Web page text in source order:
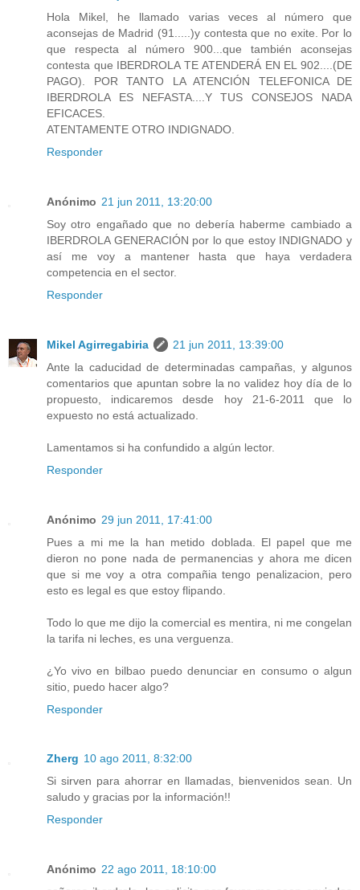
Hola Mikel, he llamado varias veces al número que
aconsejas de Madrid (91.....)y contesta que no exite. Por lo
que respecta al número 900...que también aconsejas
contesta que IBERDROLA TE ATENDERÁ EN EL 902....(DE
PAGO). POR TANTO LA ATENCIÓN TELEFONICA DE
IBERDROLA ES NEFASTA....Y TUS CONSEJOS NADA
EFICACES.
ATENTAMENTE OTRO INDIGNADO.
Responder
Anónimo 21 jun 2011, 13:20:00
Soy otro engañado que no debería haberme cambiado a
IBERDROLA GENERACIÓN por lo que estoy INDIGNADO y
así me voy a mantener hasta que haya verdadera
competencia en el sector.
Responder
Mikel Agirregabiria
21 jun 2011, 13:39:00
Ante la caducidad de determinadas campañas, y algunos
comentarios que apuntan sobre la no validez hoy día de lo
propuesto, indicaremos desde hoy 21-6-2011 que lo
expuesto no está actualizado.
Lamentamos si ha confundido a algún lector.
Responder
Anónimo 29 jun 2011, 17:41:00
Pues a mi me la han metido doblada. El papel que me
dieron no pone nada de permanencias y ahora me dicen
que si me voy a otra compañia tengo penalizacion, pero
esto es legal es que estoy flipando.
Todo lo que me dijo la comercial es mentira, ni me congelan
la tarifa ni leches, es una verguenza.
¿Yo vivo en bilbao puedo denunciar en consumo o algun
sitio, puedo hacer algo?
Responder
Zherg 10 ago 2011, 8:32:00
Si sirven para ahorrar en llamadas, bienvenidos sean. Un
saludo y gracias por la información!!
Responder
Anónimo 22 ago 2011, 18:10:00